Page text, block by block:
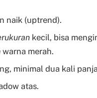
naik (uptrend).
kecil, bisa
warna merah.
minimal dua kali
atas.